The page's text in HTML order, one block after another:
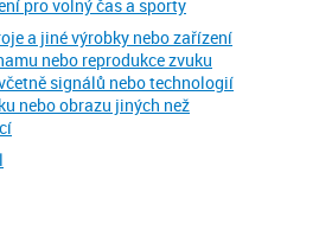
pro volný čas a sporty
a jiné výrobky nebo zařízení
nebo reprodukce zvuku
signálů nebo technologií
nebo obrazu jiných než